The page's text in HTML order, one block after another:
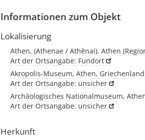
Informationen zum Objekt
Lokalisierung
Athen, (Athenae / Athēnai), Athen
Art der Ortsangabe: Fundort
Akropolis-Museum, Athen,
Art der Ortsangabe: unsicher
Archäologisches Nationalmuseum,
Art der Ortsangabe: unsicher
Herkunft